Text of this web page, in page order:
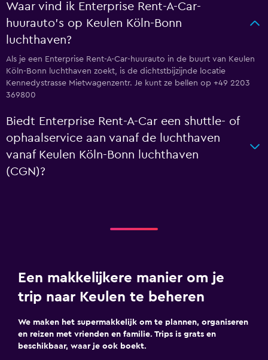
Waar vind ik Enterprise Rent-A-Car-
huurauto's op Keulen Köln-Bonn
luchthaven?
Als je een Enterprise Rent-A-Car-huurauto in de buurt van Keulen
Köln-Bonn luchthaven zoekt, is de dichtstbijzijnde locatie
Kennedystrasse Mietwagenzentr. Je kunt ze bellen op +49 2203
369800
Biedt Enterprise Rent-A-Car een shuttle- of
ophaalservice aan vanaf de luchthaven
vanaf Keulen Köln-Bonn luchthaven
(CGN)?
Een makkelijkere manier om je
trip naar Keulen te beheren
We maken het supermakkelijk om te plannen, organiseren
en reizen met vrienden en familie. Trips is grats en
beschikbaar, waar je ook boekt.